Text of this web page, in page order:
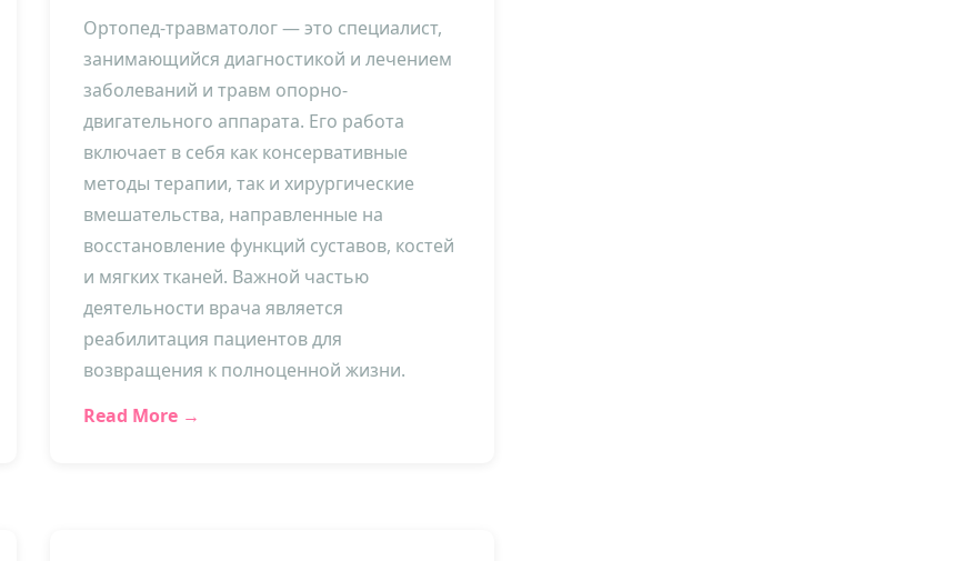
Ортопед-травматолог — это специалист,
занимающийся диагностикой и лечением
заболеваний и травм опорно-
двигательного аппарата. Его работа
включает в себя как консервативные
методы терапии, так и хирургические
вмешательства, направленные на
восстановление функций суставов, костей
и мягких тканей. Важной частью
деятельности врача является
реабилитация пациентов для
возвращения к полноценной жизни.
Read More →